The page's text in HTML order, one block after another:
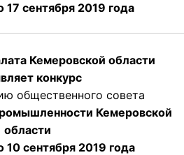
17 сентября 2019 года
Кемеровской области
конкурс
общественного совета
Кемеровской
области
10 сентября 2019 года